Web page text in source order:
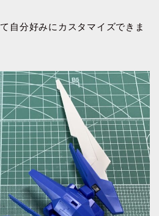
自分好みにカスタマイズできま